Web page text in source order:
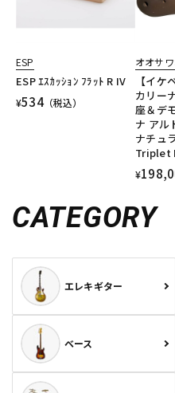
ESP
ESP ｴｽｶｯｼｮﾝ ﾌﾗｯﾄ R IV
¥534（税込）
オオサ
【イケ
カリー
座＆デ
ナ アル
ナチュ
Triplet
¥
CATEGORY
エレキギター
ベース